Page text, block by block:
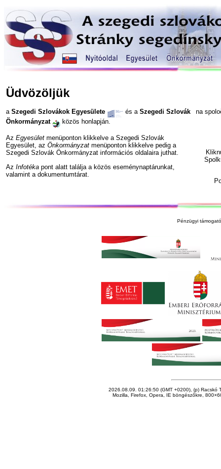
Üdvözöljük
a Szegedi Szlovákok Egyesülete és a Szegedi Szlovák
Önkormányzat
közös honlapján.
Az Egyesület menüponton klikkelve a Szegedi Szlovák
Egyesület, az Önkormányzat menüponton klikkelve pedig a
Szegedi Szlovák Önkormányzat információs oldalaira juthat.
Az Infotéka pont alatt találja a közös eseménynaptárunkat,
valamint a dokumentumtárat.
na
Pénzügyi
2026.08.09. 01:26:50 (GMT +0200), (p) Racskó
Mozilla, Firefox, Opera, IE böngészőkre,